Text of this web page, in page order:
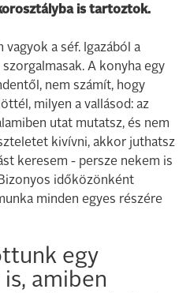
is tartoztok.
vagyok a séf. Igazából a
A konyha egy
nem számít, hogy
milyen a vallásod: az
utat mutatsz, és nem
kivívni, akkor juthatsz
keresem - persze nekem is
időközönként
minden egyes részére
egy
amiben